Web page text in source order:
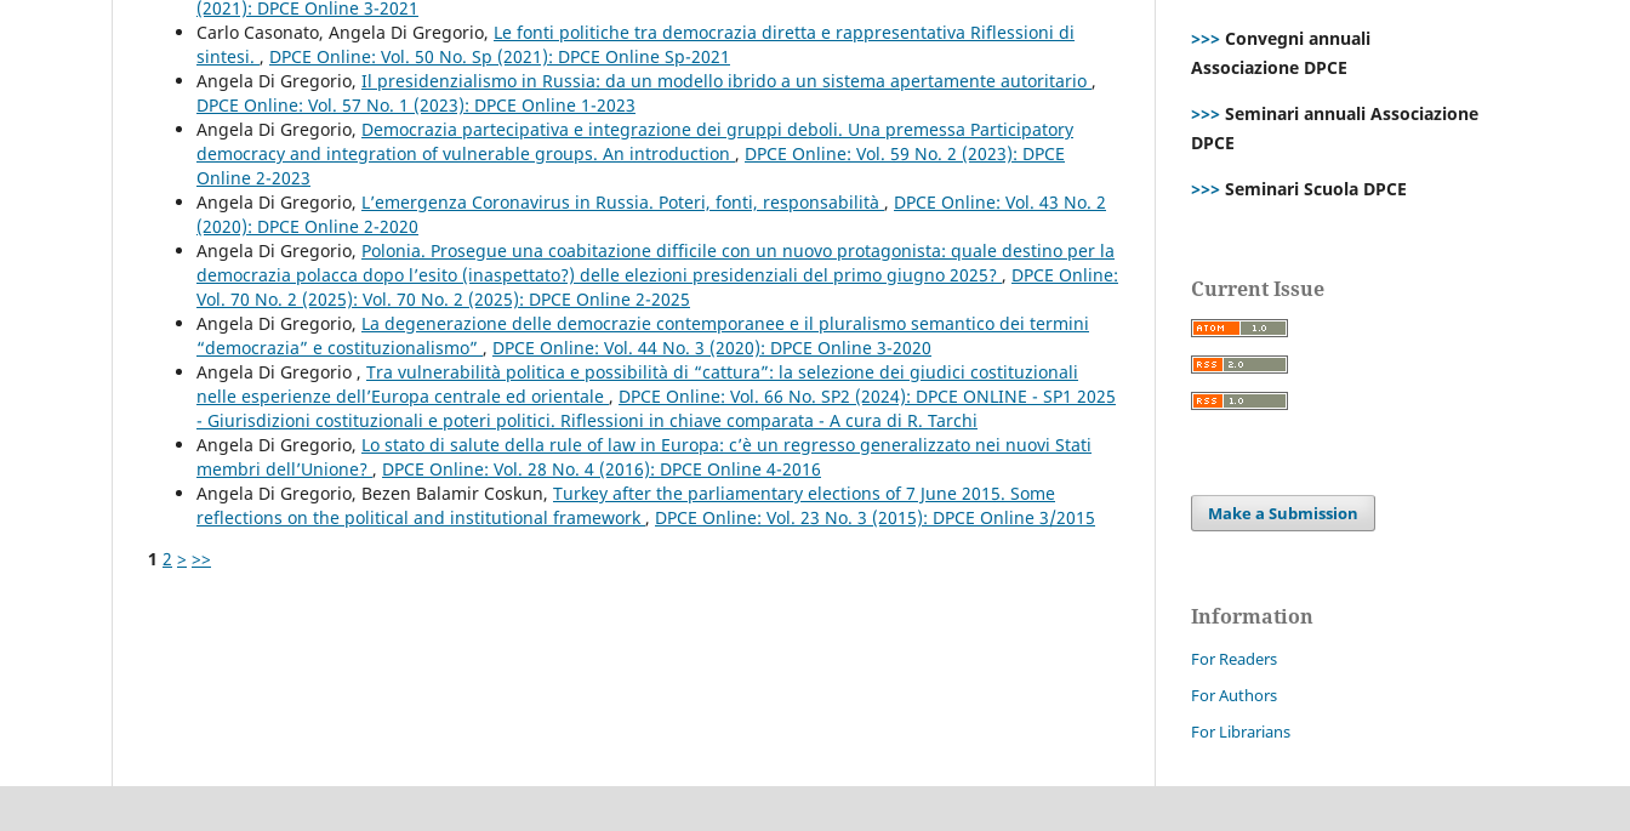
(2021): DPCE Online 3-2021
Carlo Casonato, Angela Di Gregorio, Le fonti politiche tra democrazia diretta e rappresentativa Riflessioni di
sintesi. , DPCE Online: Vol. 50 No. Sp (2021): DPCE Online Sp-2021
Angela Di Gregorio, Il presidenzialismo in Russia: da un modello ibrido a un sistema apertamente autoritario ,
DPCE Online: Vol. 57 No. 1 (2023): DPCE Online 1-2023
Angela Di Gregorio, Democrazia partecipativa e integrazione dei gruppi deboli. Una premessa Participatory
democracy and integration of vulnerable groups. An introduction , DPCE Online: Vol. 59 No. 2 (2023): DPCE
Online 2-2023
Angela Di Gregorio, L’emergenza Coronavirus in Russia. Poteri, fonti, responsabilità , DPCE Online: Vol. 43 No. 2
(2020): DPCE Online 2-2020
Angela Di Gregorio, Polonia. Prosegue una coabitazione difficile con un nuovo protagonista: quale destino per la
democrazia polacca dopo l’esito (inaspettato?) delle elezioni presidenziali del primo giugno 2025? , DPCE Online:
Vol. 70 No. 2 (2025): Vol. 70 No. 2 (2025): DPCE Online 2-2025
Angela Di Gregorio, La degenerazione delle democrazie contemporanee e il pluralismo semantico dei termini
“democrazia” e costituzionalismo” , DPCE Online: Vol. 44 No. 3 (2020): DPCE Online 3-2020
Angela Di Gregorio , Tra vulnerabilità politica e possibilità di “cattura”: la selezione dei giudici costituzionali
nelle esperienze dell’Europa centrale ed orientale , DPCE Online: Vol. 66 No. SP2 (2024): DPCE ONLINE - SP1 2025
- Giurisdizioni costituzionali e poteri politici. Riflessioni in chiave comparata - A cura di R. Tarchi
Angela Di Gregorio, Lo stato di salute della rule of law in Europa: c’è un regresso generalizzato nei nuovi Stati
membri dell’Unione? , DPCE Online: Vol. 28 No. 4 (2016): DPCE Online 4-2016
Angela Di Gregorio, Bezen Balamir Coskun, Turkey after the parliamentary elections of 7 June 2015. Some
reflections on the political and institutional framework , DPCE Online: Vol. 23 No. 3 (2015): DPCE Online 3/2015
1 2 > >>
>>> Convegni annuali
Associazione DPCE
>>> Seminari annuali Associazione
DPCE
>>> Seminari Scuola DPCE
Current Issue
Make a Submission
Information
For Readers
For Authors
For Librarians